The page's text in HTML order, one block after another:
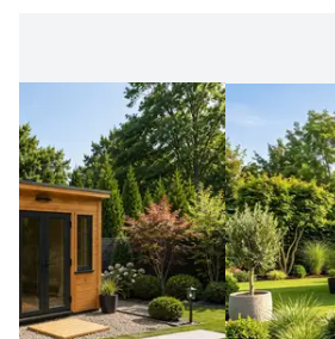
Montaż-700
Dopłata za montaż do 14 dni
Dopłata za montaż w ciągu 14-28
Dopłata za realizację w sobotę
Transport
Transport wyceniany indywidualnie
Gwarancja
Przedłużenie gwarancji do 36
Przedłużenie gwarancji do 48